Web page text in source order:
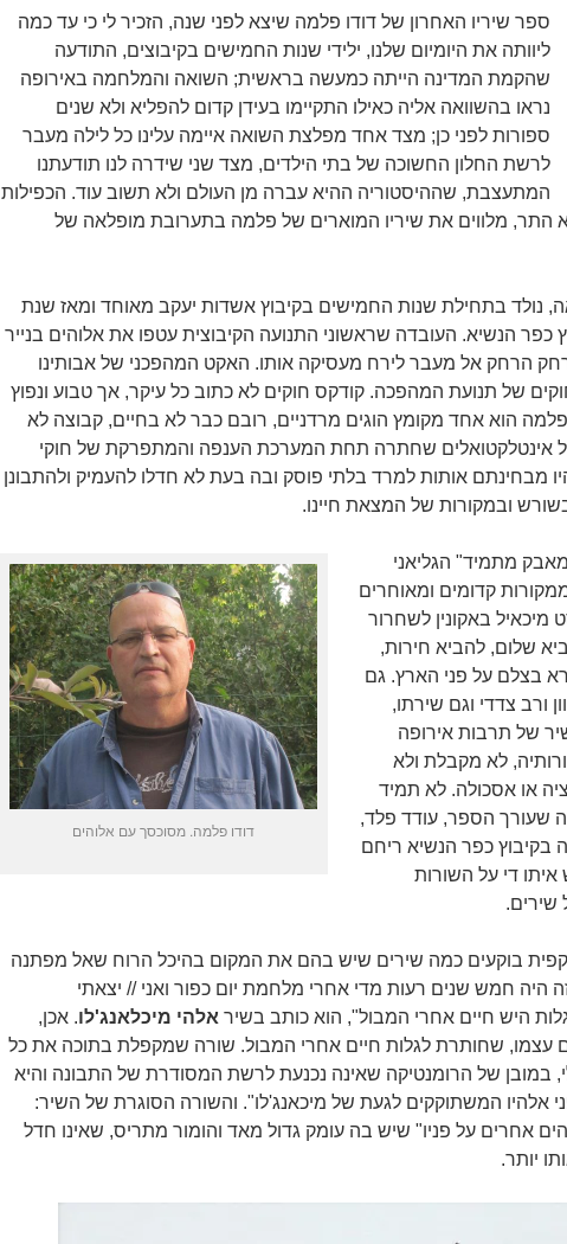
ספר שיריו האחרון של דודו פלמה שיצא לפני שנה, הזכיר לי כי עד כמה
ליוותה את היומיום שלנו, ילידי שנות החמישים בקיבוצים, התודעה
שהקמת המדינה הייתה כמעשה בראשית; השואה והמלחמה באירופה
נראו בהשוואה אליה כאילו התקיימו בעידן קדום להפליא ולא שנים
ספורות לפני כן; מצד אחד מפלצת השואה איימה עלינו כל לילה מעבר
לרשת החלון החשוכה של בתי הילדים, מצד שני שידרה לנו תודעתנו
המתעצבת, שההיסטוריה ההיא עברה מן העולם ולא תשוב עוד. הכפילות
התר, מלווים את שיריו המוארים של פלמה בתערובת מופלאה של
נולד בתחילת שנות החמישים בקיבוץ אשדות יעקב מאוחד ומאז שנת
כפר הנשיא. העובדה שראשוני התנועה הקיבוצית עטפו את אלוהים בנייר
הרחק אל מעבר לירח מעסיקה אותו. האקט המהפכני של אבותינו
של תנועת המהפכה. קודקס חוקים לא כתוב כל עיקר, אך טבוע ונפוץ
הוא אחד מקומץ הוגים מרדניים, רובם כבר לא בחיים, קבוצה לא
אינטלקטואלים שחתרה תחת המערכת הענפה והמתפרקת של חוקי
מבחינתם אותות למרד בלתי פוסק ובה בעת לא חדלו להעמיק ולהתבונן
ובמקורות של המצאת חיינו.
דודו פלמה. מסוכסך עם אלוהים
מתמיד" הגליאני
ממקורות קדומים ומאוחרים
מיכאיל באקונין לשחרור
שלום, להביא חירות,
בצלם על פני הארץ. גם
ורב צדדי וגם שירתו,
של תרבות אירופה
לא מקבלת ולא
או אסכולה. לא תמיד
שעורך הספר, עודד פלד,
בקיבוץ כפר הנשיא ריחם
די על השורות
שירים.
בוקעים כמה שירים שיש בהם את המקום בהיכל הרוח שאל מפתנה
היה חמש שנים רעות מדי אחרי מלחמת יום כפור ואני // יצאתי
היש חיים אחרי המבול", הוא כותב בשיר אלהי מיכלאנג'לו. אכן,
עצמו, שחותרת לגלות חיים אחרי המבול. שורה שמקפלת בתוכה את כל
במובן של הרומנטיקה שאינה נכנעת לרשת המסודרת של התבונה והיא
אלהיו המשתוקקים לגעת של מיכאנג'לו". והשורה הסוגרת של השיר:
אחרים על פניו" שיש בה עומק גדול מאד והומור מתריס, שאינו חדל
יותר.